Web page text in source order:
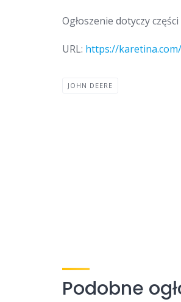
Ogłoszenie dotyczy
URL: https://
JOHN DEERE
Podobne